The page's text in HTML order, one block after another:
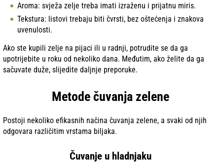
Aroma: svježa zelje treba imati izraženu i prijatnu miris.
Tekstura: listovi trebaju biti čvrsti, bez oštećenja i znakova
uvenulosti.
Ako ste kupili zelje na pijaci ili u radnji, potrudite se da ga
upotrijebite u roku od nekoliko dana. Međutim, ako želite da ga
sačuvate duže, slijedite daljnje preporuke.
Metode čuvanja zelene
Postoji nekoliko efikasnih načina čuvanja zelene, a svaki od njih
odgovara različitim vrstama biljaka.
Čuvanje u hladnjaku